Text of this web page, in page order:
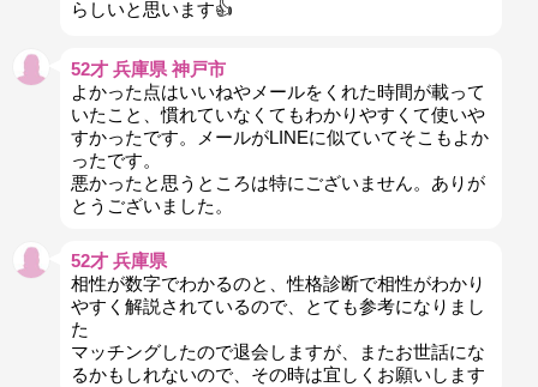
らしいと思います👍
52才 兵庫県 神戸市
よかった点はいいねやメールをくれた時間が載って
いたこと、慣れていなくてもわかりやすくて使いや
すかったです。メールがLINEに似ていてそこもよか
ったです。
悪かったと思うところは特にございません。ありが
とうございました。
52才 兵庫県
相性が数字でわかるのと、性格診断で相性がわかり
やすく解説されているので、とても参考になりまし
た
マッチングしたので退会しますが、またお世話にな
るかもしれないので、その時は宜しくお願いします